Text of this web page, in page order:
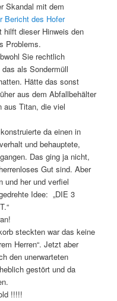
Skandal mit dem
Bericht des Hofer
hilft dieser Hinweis den
Problems.
Sie rechtlich
als Sondermüll
Hätte das sonst
aus dem Abfallbehälter
aus Titan, die viel
da einen in
und behauptete,
Das ging ja nicht,
Gut sind. Aber
und her und verfiel
Idee: „DIE 3
steckten war das keine
Herren“. Jetzt aber
den unerwarteten
gestört und da
!!!!!